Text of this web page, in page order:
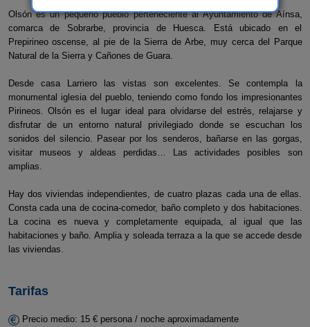
Olsón es un pequeño pueblo perteneciente al Ayuntamiento de Aínsa,
comarca de Sobrarbe, provincia de Huesca. Está ubicado en el
Prepirineo oscense, al pie de la Sierra de Arbe, muy cerca del Parque
Natural de la Sierra y Cañones de Guara.
Desde casa Larriero las vistas son excelentes. Se contempla la
monumental iglesia del pueblo, teniendo como fondo los impresionantes
Pirineos. Olsón es el lugar ideal para olvidarse del estrés, relajarse y
disfrutar de un entorno natural privilegiado donde se escuchan los
sonidos del silencio. Pasear por los senderos, bañarse en las gorgas,
visitar museos y aldeas perdidas… Las actividades posibles son
amplias.
Hay dos viviendas independientes, de cuatro plazas cada una de ellas.
Consta cada una de cocina-comedor, baño completo y dos habitaciones.
La cocina es nueva y completamente equipada, al igual que las
habitaciones y baño. Amplia y soleada terraza a la que se accede desde
las viviendas.
Tarifas
Precio medio: 15 € persona / noche aproximadamente